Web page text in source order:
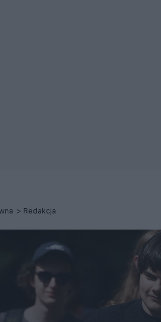
Redakcja